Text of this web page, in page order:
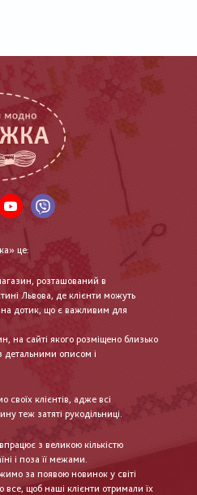
це:
розташований в
Львова, де клієнти можуть
на дотик, що є важливим для
на сайті якого розміщено близько
детальними описом і
своїх клієнтів, адже всі
теж затяті рукодільниці.
з великою кількістю
і поза її межами.
за появою новинок у світі
все, щоб наші клієнти отримали їх